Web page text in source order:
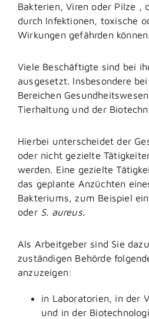
Bakterien, Viren oder Pilze ,
durch Infektionen, toxische
Wirkungen gefährden können.
Viele Beschäftigte sind bei
ausgesetzt. Insbesondere
Bereichen
Tierhaltung und der
Hierbei unterscheidet der
oder nicht gezielte
werden. Eine gezielte
das geplante Anzüchten
Bakteriums, zum Beispiel
oder S. aureus.
Als Arbeitgeber sind Sie
zuständigen Behörde
anzuzeigen:
in Laboratorien, in der
und in der